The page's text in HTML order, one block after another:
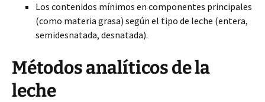
Los contenidos mínimos en componentes principales
(como materia grasa) según el tipo de leche (entera,
semidesnatada, desnatada).
Métodos analíticos de la
leche